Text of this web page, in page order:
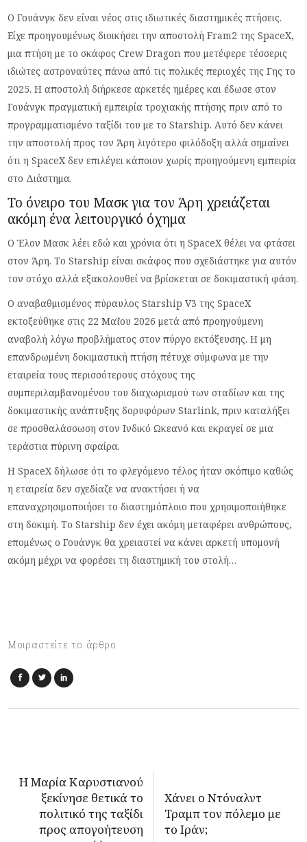
Ο Γουάνγκ δεν είναι νέος στις ιδιωτικές διαστημικές πτήσεις.
Είχε προηγουμένως διοικήσει την αποστολή Fram2 της SpaceX,
μια πτήση με το σκάφος Crew Dragon που μετέφερε τέσσερις
ιδιώτες αστροναύτες πάνω από τις πολικές περιοχές της Γης το
2025. Η αποστολή διήρκεσε αρκετές ημέρες και έδωσε στον
Γουάνγκ πραγματική εμπειρία τροχιακής πτήσης πριν από το
προγραμματισμένο ταξίδι του με το Starship. Αυτό δεν κάνει
την αποστολή προς τον Άρη λιγότερο φιλόδοξη αλλά σημαίνει
ότι η SpaceX δεν επιλέγει κάποιον χωρίς προηγούμενη εμπειρία
στο Διάστημα.
Το όνειρο του Μασκ για τον Άρη χρειάζεται
ακόμη ένα λειτουργικό όχημα
Ο Έλον Μασκ λέει εδώ και χρόνια ότι η SpaceX θέλει να φτάσει
στον Άρη. Το Starship είναι σκάφος που σχεδιάστηκε για αυτόν
τον στόχο αλλά εξακολουθεί να βρίσκεται σε δοκιμαστική φάση.
Ο αναβαθμισμένος πύραυλος Starship V3 της SpaceX
εκτοξεύθηκε στις 22 Μαΐου 2026 μετά από προηγούμενη
αναβολή λόγω προβλήματος στον πύργο εκτόξευσης. Η μη
επανδρωμένη δοκιμαστική πτήση πέτυχε σύμφωνα με την
εταιρεία τους περισσότερους στόχους της
συμπεριλαμβανομένου του διαχωρισμού των σταδίων και της
δοκιμαστικής ανάπτυξης δορυφόρων Starlink, πριν καταλήξει
σε προσθαλάσσωση στον Ινδικό Ωκεανό και εκραγεί σε μια
τεράστια πύρινη σφαίρα.
Η SpaceX δήλωσε ότι το φλεγόμενο τέλος ήταν σκόπιμο καθώς
η εταιρεία δεν σχεδίαζε να ανακτήσει ή να
επαναχρησιμοποιήσει το διαστημόπλοιο που χρησιμοποιήθηκε
στη δοκιμή. Το Starship δεν έχει ακόμη μεταφέρει ανθρώπους,
επομένως ο Γουάνγκ θα χρειαστεί να κάνει αρκετή υπομονή
ακόμη μέχρι να φορέσει τη διαστημική του στολή…
Μοιραστείτε το άρθρο
Η Μαρία Καρυστιανού
ξεκίνησε θετικά το
πολιτικό της ταξίδι
προς απογοήτευση
Χάνει ο Ντόναλντ
Τραμπ τον πόλεμο με
το Ιράν;